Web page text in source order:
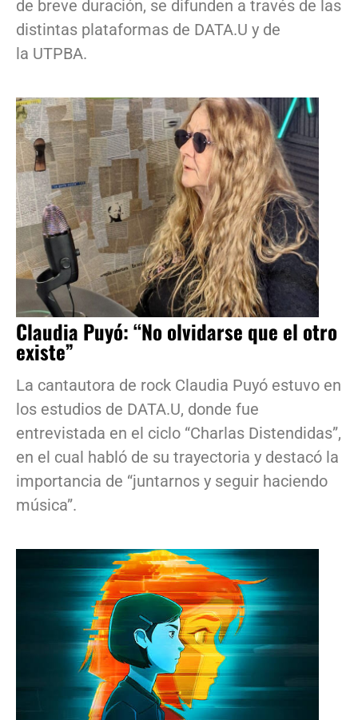
de breve duración, se difunden a través de las
distintas plataformas de DATA.U y de
la UTPBA.
Claudia Puyó: “No olvidarse que el otro
existe”
La cantautora de rock Claudia Puyó estuvo en
los estudios de DATA.U, donde fue
entrevistada en el ciclo “Charlas Distendidas”,
en el cual habló de su trayectoria y destacó la
importancia de “juntarnos y seguir haciendo
música”.